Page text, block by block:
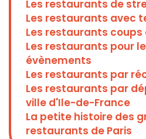
Les restaurants de
Les restaurants avec
Les restaurants coups
Les restaurants pour
évènements
Les restaurants par
Les restaurants par
ville d'Ile-de-France
La petite histoire des
restaurants de Paris